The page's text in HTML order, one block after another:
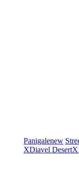
Panigalenew
XDiavel DesertX